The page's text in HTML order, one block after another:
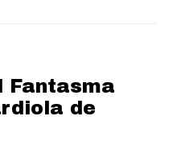
Fantasma
de